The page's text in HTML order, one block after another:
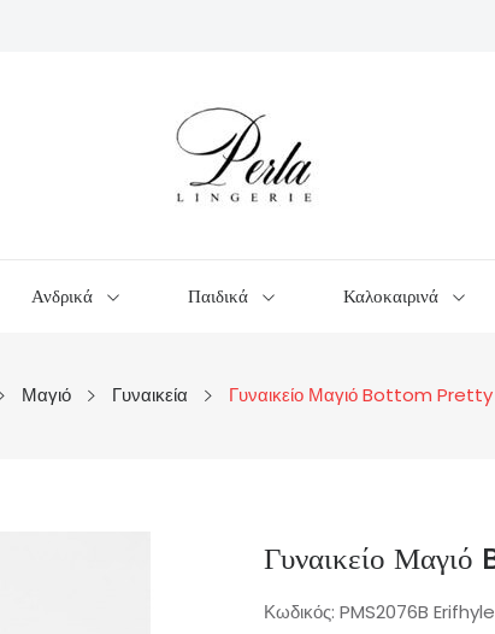
Ανδρικά Παιδικά Καλοκαιρινά
Μαγιό Γυναικεία Γυναικείο Μαγιό Bottom
Γυναικείο
Κωδικός: PMS2076B Erifhyle